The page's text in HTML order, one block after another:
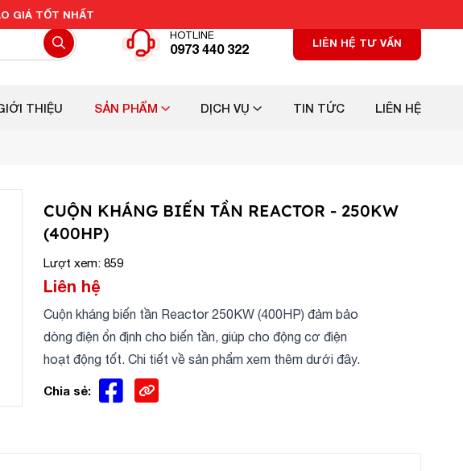
HOTLINE
0973 440 322 LIÊN HỆ TƯ VẤN
THIỆU SẢN PHẨM DỊCH VỤ TIN TỨC LIÊN HỆ
CUỘN KHÁNG BIẾN TẦN REACTOR - 250KW
(400HP)
Lượt xem: 859
Liên hệ
Cuộn kháng biến tần Reactor 250KW (400HP) đảm bảo
dòng điện ổn định cho biến tần, giúp cho động cơ điện
hoạt động tốt. Chi tiết về sản phẩm xem thêm dưới đây.
Chia sẻ:
GIÁ TỐT NHẤT